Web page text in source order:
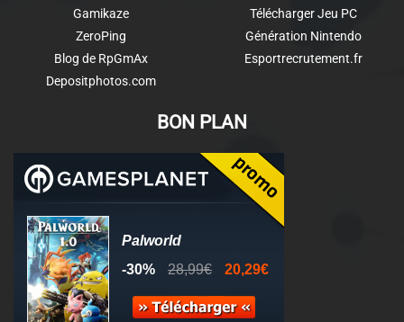
Gamikaze
ZeroPing
Blog de RpGmAx
Depositphotos.com
Télécharger Jeu PC
Génération Nintendo
Esportrecrutement.fr
BON PLAN